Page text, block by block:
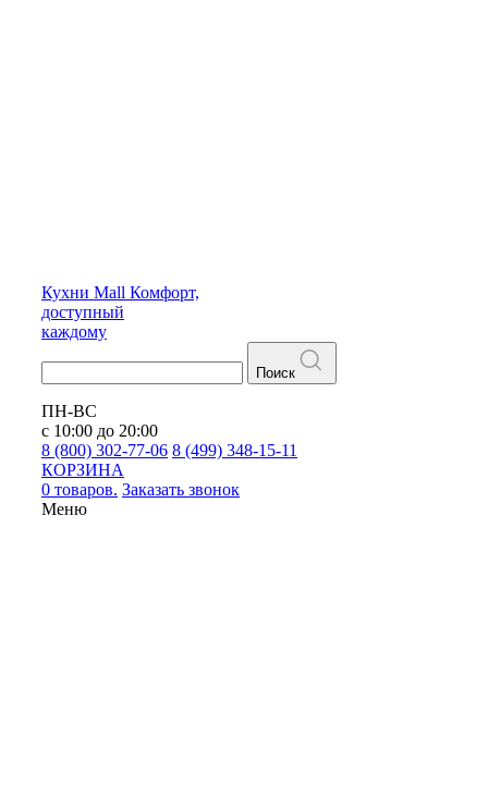
Кухни Mall Комфорт,
доступный
каждому
Поиск
ПН-ВС
с 10:00 до 20:00
8 (800) 302-77-06 8 (499) 348-15-11
КОРЗИНА
0 товаров. Заказать звонок
Меню